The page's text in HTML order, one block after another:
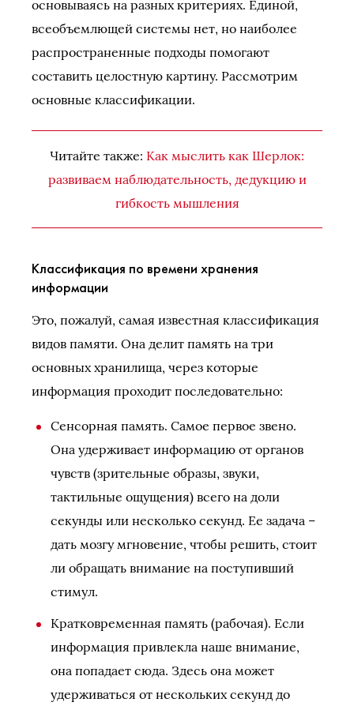
основываясь на разных критериях. Единой,
всеобъемлющей системы нет, но наиболее
распространенные подходы помогают
составить целостную картину. Рассмотрим
основные классификации.
Читайте также: Как мыслить как Шерлок:
развиваем наблюдательность, дедукцию и
гибкость мышления
Классификация по времени хранения
информации
Это, пожалуй, самая известная классификация
видов памяти. Она делит память на три
основных хранилища, через которые
информация проходит последовательно:
Сенсорная память. Самое первое звено.
Она удерживает информацию от органов
чувств (зрительные образы, звуки,
тактильные ощущения) всего на доли
секунды или несколько секунд. Ее задача –
дать мозгу мгновение, чтобы решить, стоит
ли обращать внимание на поступивший
стимул.
Кратковременная память (рабочая). Если
информация привлекла наше внимание,
она попадает сюда. Здесь она может
удерживаться от нескольких секунд до